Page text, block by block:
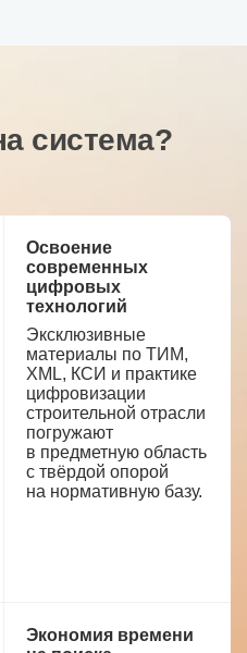
система?
Освоение
современных
цифровых
технологий
Эксклюзивные
материалы по ТИМ,
XML, КСИ и практике
цифровизации
строительной отрасли
погружают
в предметную область
с твёрдой опорой
на нормативную базу.
Экономия времени